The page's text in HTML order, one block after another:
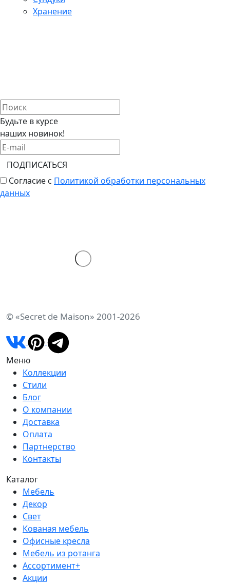
Хранение
Будьте в курсе
наших новинок!
ПОДПИСАТЬСЯ
Согласие с Политикой обработки персональных
данных
© «Secret de Maison» 2001-2026
Меню
Коллекции
Стили
Блог
О компании
Доставка
Оплата
Партнерство
Контакты
Каталог
Мебель
Декор
Свет
Кованая мебель
Офисные кресла
Мебель из ротанга
Ассортимент+
Акции